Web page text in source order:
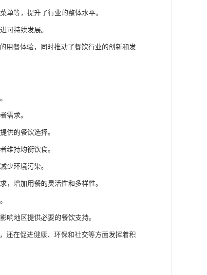
单等，提升了行业的整体水平。
可持续发展。
用餐体验，同时推动了餐饮行业的创新和发
需求。
供的餐饮选择。
维持均衡饮食。
少环境污染。
，增加用餐的灵活性和多样性。
响地区提供必要的餐饮支持。
还在促进健康、环保和社交等方面发挥着积